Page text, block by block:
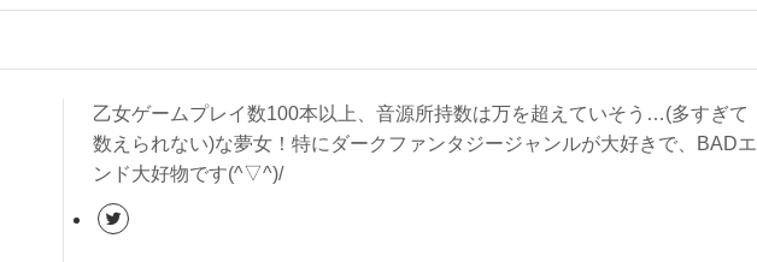
乙女ゲームプレイ数100本以上、音源所持数は万を超えていそう…(多すぎて
数えられない)な夢女！特にダークファンタジージャンルが大好きで、BADエ
ンド大好物です(^▽^)/